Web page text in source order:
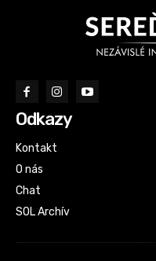
Odkazy
Kontakt
O nás
Chat
SOL Archív